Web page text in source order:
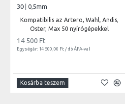
30 | 0,5mm
Kompatibilis az Artero, Wahl, Andis,
Oster, Max 50 nyírógépekkel
14 500 Ft
Egységár: 14 500,00 Ft / db ÁFA-val
Kosárba teszem